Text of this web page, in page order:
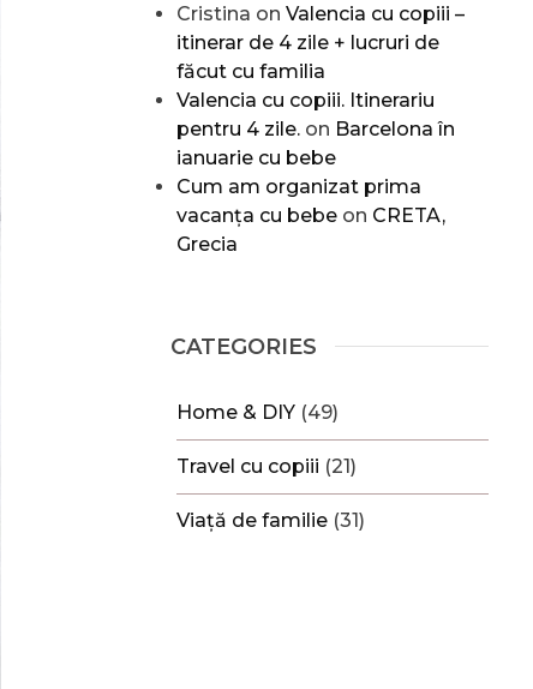
Cristina on Valencia cu copiii –
itinerar de 4 zile + lucruri de
făcut cu familia
Valencia cu copiii. Itinerariu
pentru 4 zile. on Barcelona în
ianuarie cu bebe
Cum am organizat prima
vacanța cu bebe on CRETA,
Grecia
CATEGORIES
Home & DIY (49)
Travel cu copiii (21)
Viață de familie (31)